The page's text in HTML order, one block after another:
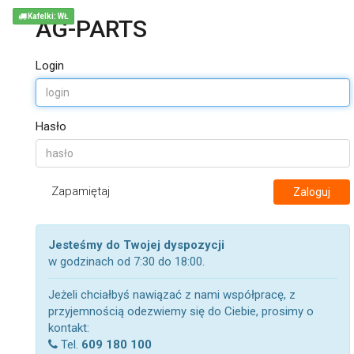
AG-PARTS
Login
Hasło
Zapamiętaj Zaloguj
Jesteśmy do Twojej dyspozycji
w godzinach od 7:30 do 18:00.
Jeżeli chciałbyś nawiązać z nami współpracę, z
przyjemnością odezwiemy się do Ciebie, prosimy o
kontakt:
Tel. 609 180 100
Kafelki: WŁ